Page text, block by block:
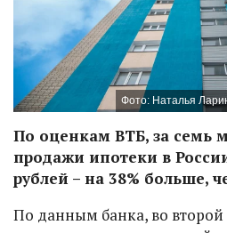
Фото: Наталья
По оценкам ВТБ, за семь
продажи ипотеки в
рублей – на 38% больше,
По данным банка, во